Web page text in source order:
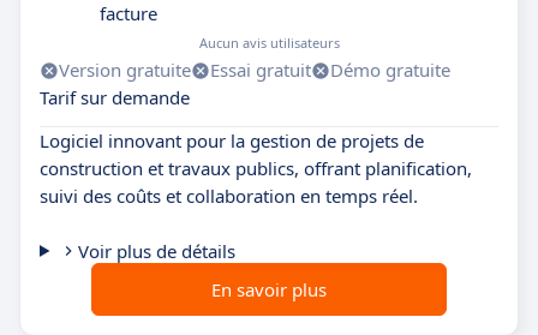
facture
Aucun avis utilisateurs
Version gratuite Essai gratuit
Démo gratuite
Tarif sur demande
Logiciel innovant pour la gestion de projets de
construction et travaux publics, offrant planification,
suivi des coûts et collaboration en temps réel.
Voir plus de détails
En savoir plus